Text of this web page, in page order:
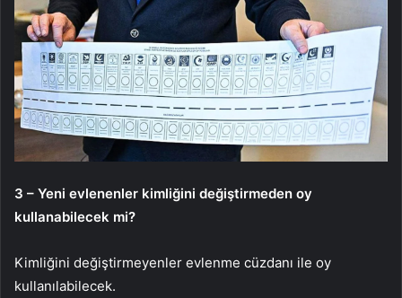
3 – Yeni evlenenler kimliğini değiştirmeden oy
kullanabilecek mi?
Kimliğini değiştirmeyenler evlenme cüzdanı ile oy
kullanılabilecek.